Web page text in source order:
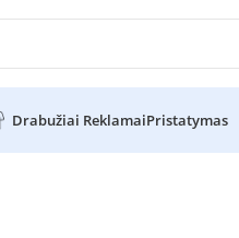
Drabužiai ReklamaiPristatymas